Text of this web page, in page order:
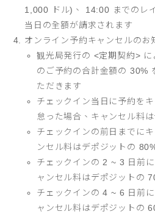
1,000 ドル)、 14:00 までのレ
当日の全額が請求されます
オンライン予約キャンセルのお
観光局発行の <定期契約> に
のご予約の合計金額の 30%
ただきます
チェックイン当日に予約を
怠った場合、キャンセル料
チェックインの前日までに
ンセル料はデポジットの
チェックインの 2 ~ 3 日前
ャンセル料はデポジットの
チェックインの 4 ~ 6 日前
ャンセル料はデポジットの